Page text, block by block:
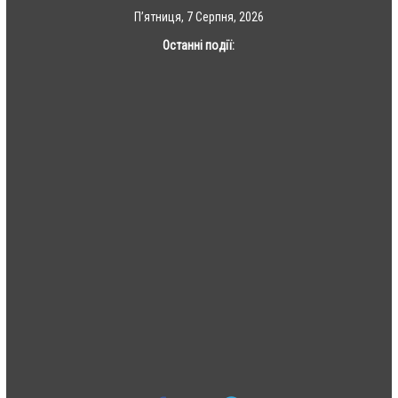
П’ятниця, 7 Серпня, 2026
Останні події: